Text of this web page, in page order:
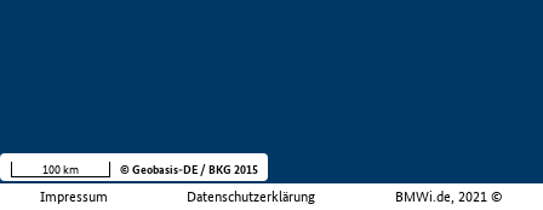
Impressum Datenschutzerklärung BMWi.de, 2021 ©
100 km © Geobasis-DE / BKG 2015